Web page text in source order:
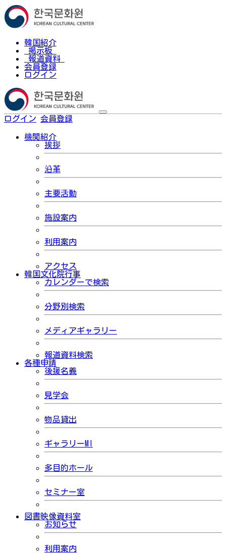
韓国紹介
掲示板
報道資料
会員登録
ログイン
ログイン 会員登録
機関紹介
挨拶
沿革
主要活動
施設案内
利用案内
アクセス
韓国文化院行事
カレンダーで検索
分野別検索
メディアギャラリー
報道資料検索
各種申請
後援名義
見学会
物品貸出
ギャラリーMI
多目的ホール
セミナー室
図書映像資料室
お知らせ
利用案内